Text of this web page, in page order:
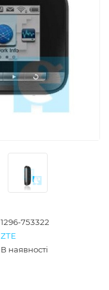
1296-753322
ZTE
В наявності